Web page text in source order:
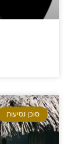
סוכן נסיעות